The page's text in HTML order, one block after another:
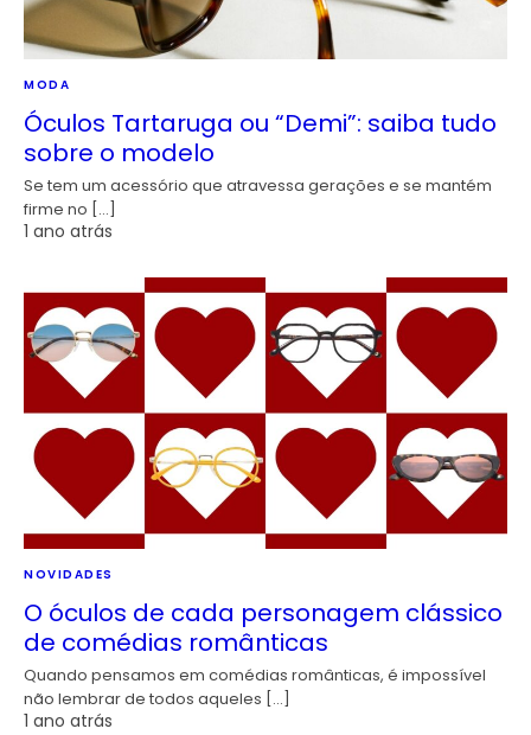
MODA
Óculos Tartaruga ou “Demi”: saiba tudo
sobre o modelo
Se tem um acessório que atravessa gerações e se mantém
firme no […]
1 ano atrás
NOVIDADES
O óculos de cada personagem clássico
de comédias românticas
Quando pensamos em comédias românticas, é impossível
não lembrar de todos aqueles […]
1 ano atrás